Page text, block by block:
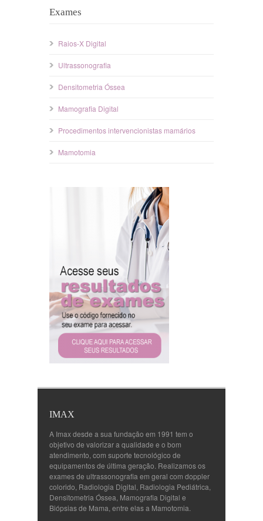
Exames
Raios-X Digital
Ultrassonografia
Densitometria Óssea
Mamografia Digital
Procedimentos intervencionistas mamários
Mamotomia
IMAX
A Imax desde a sua fundação em 1991 tem o
objetivo de valorizar a qualidade e o bom
atendimento, com suporte tecnológico de
equipamentos de última geração. Realizamos os
exames de ultrassonografia em geral com doppler
colorido, Radiologia Digital, Radiologia Pediátrica,
Densitometria Óssea, Mamografia Digital e
Biópsias de Mama, entre elas a Mamotomia.